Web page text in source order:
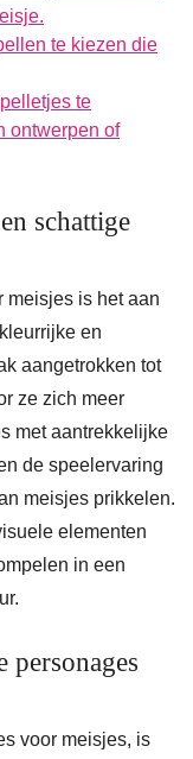
te kiezen die
te
ontwerpen of
schattige
meisjes is het aan
en
aangetrokken tot
ze zich meer
met aantrekkelijke
de speelervaring
meisjes prikkelen.
elementen
in een
personages
voor meisjes, is